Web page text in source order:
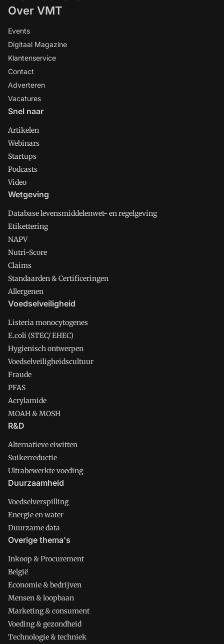
Over VMT
Events
Digitaal Magazine
Klantenservice
Contact
Adverteren
Vacatures
Snel naar
Artikelen
Webinars
Startups
Podcasts
Video
Wetgeving
Database levensmiddelenwet- en regelgeving
Etikettering
NAPV
Nutri-Score
Claims
Standaarden & Certificeringen
Allergenen
Voedselveiligheid
Listeria monocytogenes
E.coli (STEC/ EHEC)
Hygienisch ontwerpen
Voedselveiligheidscultuur
Fraude
PFAS
Acrylamide
MOAH & MOSH
R&D
Alternatieve eiwitten
Suikerreductie
Ultrabewerkte voeding
Duurzaamheid
Voedselverspilling
Energie en water
Duurzame data
Overige thema's
Inkoop & Procurement
België
Economie & bedrijven
Mensen & loopbaan
Marketing & consument
Voeding & gezondheid
Technologie & techniek